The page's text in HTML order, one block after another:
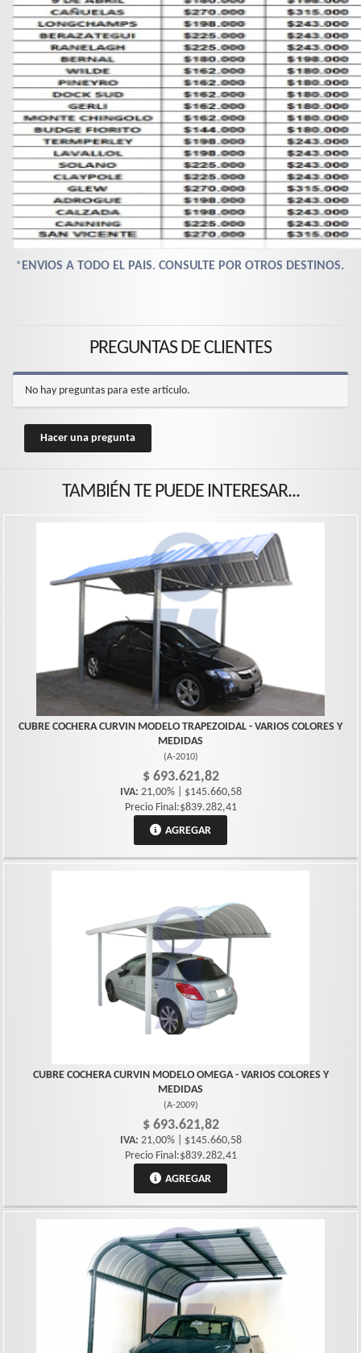
* ENVIOS A TODO EL PAIS. CONSULTE POR OTROS DESTINOS.
PREGUNTAS DE CLIENTES
No hay preguntas para este artículo.
Hacer una pregunta
TAMBIÉN TE PUEDE INTERESAR...
CUBRE COCHERA CURVIN MODELO TRAPEZOIDAL - VARIOS COLORES Y
MEDIDAS
(A-2010)
$ 693.621,82
IVA: 21,00% | $145.660,58
Precio Final:$839.282,41
AGREGAR
CUBRE COCHERA CURVIN MODELO OMEGA - VARIOS COLORES Y
MEDIDAS
(A-2009)
$ 693.621,82
IVA: 21,00% | $145.660,58
Precio Final:$839.282,41
AGREGAR